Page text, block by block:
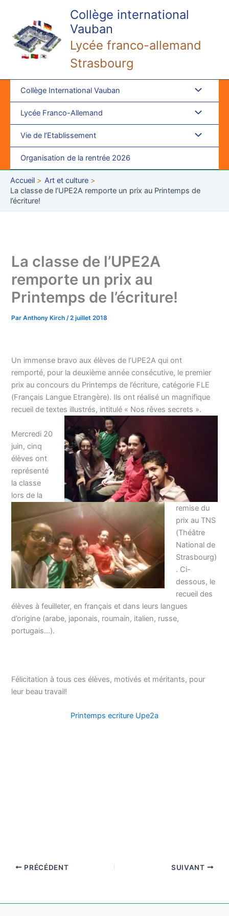
contenu
Collège international
Vauban
Lycée franco-allemand
Strasbourg
Collège International Vauban
Lycée Franco-Allemand
Vie de l’Etablissement
Organisation de la rentrée 2026
Accueil
Art et culture
La classe de l’UPE2A remporte un prix au Printemps de
l’écriture!
La classe de l’UPE2A
remporte un prix au
Printemps de l’écriture!
ParAnthony Kirch/2 juillet 2018
Un immense bravo aux élèves de l’UPE2A qui ont
remporté, pour la deuxième année consécutive, le premier
prix au concours du Printemps de l’écriture, catégorie FLE
(Français Langue Etrangère). Ils ont réalisé un magnifique
recueil de textes illustrés, intitulé « Nos rêves secrets ».
Mercredi 20
juin, cinq
élèves ont
représenté
la classe
lors de la
remise du
prix au TNS
(Théâtre
National de
Strasbourg)
. Ci-
dessous, le
recueil des
élèves à feuilleter, en français et dans leurs langues
d’origine (arabe, japonais, roumain, italien, russe,
portugais…).
Félicitation à tous ces élèves, motivés et méritants, pour
leur beau travail!
Printemps ecriture Upe2a
PRÉCÉDENT SUIVANT